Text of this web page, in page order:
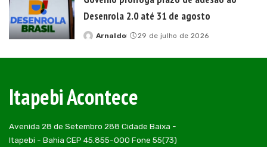
Desenrola 2.0 até 31 de agosto
Posted
Arnaldo 29 de julho de 2026
Itapebi Acontece
Avenida 28 de Setembro 288 Cidade Baixa -
Itapebi - Bahia CEP 45.855-000 Fone 55(73)